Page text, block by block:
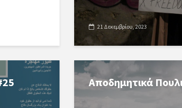
21 Δεκεμβρίου, 2023
Αποδημητικά